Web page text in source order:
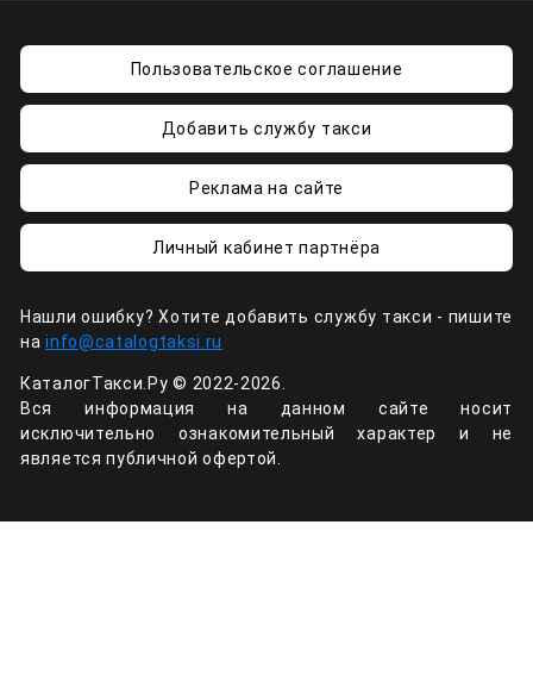
Пользовательское соглашение
Добавить службу такси
Реклама на сайте
Личный кабинет партнёра
Нашли ошибку? Хотите добавить службу такси - пишите
наinfo@catalogtaksi.ru
КаталогТакси.Ру © 2022-2026.
Вся информация на данном сайте носит
исключительно ознакомительный характер и не
является публичной офертой.